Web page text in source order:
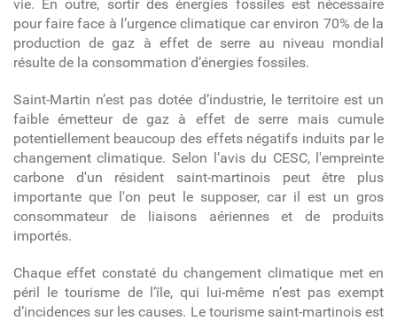
vie. En outre, sortir des énergies fossiles est nécessaire
pour faire face à l’urgence climatique car environ 70% de la
production de gaz à effet de serre au niveau mondial
résulte de la consommation d’énergies fossiles.
Saint-Martin n’est pas dotée d’industrie, le territoire est un
faible émetteur de gaz à effet de serre mais cumule
potentiellement beaucoup des effets négatifs induits par le
changement climatique. Selon l’avis du CESC, l'empreinte
carbone d'un résident saint-martinois peut être plus
importante que l'on peut le supposer, car il est un gros
consommateur de liaisons aériennes et de produits
importés.
Chaque effet constaté du changement climatique met en
péril le tourisme de l’île, qui lui-même n’est pas exempt
d’incidences sur les causes. Le tourisme saint-martinois est